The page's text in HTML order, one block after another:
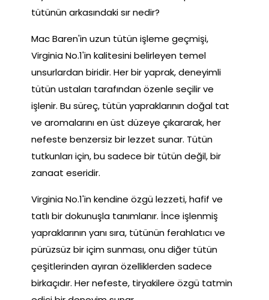
tütünün arkasındaki sır nedir?
Mac Baren'in uzun tütün işleme geçmişi,
Virginia No.1'in kalitesini belirleyen temel
unsurlardan biridir. Her bir yaprak, deneyimli
tütün ustaları tarafından özenle seçilir ve
işlenir. Bu süreç, tütün yapraklarının doğal tat
ve aromalarını en üst düzeye çıkararak, her
nefeste benzersiz bir lezzet sunar. Tütün
tutkunları için, bu sadece bir tütün değil, bir
zanaat eseridir.
Virginia No.1'in kendine özgü lezzeti, hafif ve
tatlı bir dokunuşla tanımlanır. İnce işlenmiş
yapraklarının yanı sıra, tütünün ferahlatıcı ve
pürüzsüz bir içim sunması, onu diğer tütün
çeşitlerinden ayıran özelliklerden sadece
birkaçıdır. Her nefeste, tiryakilere özgü tatmin